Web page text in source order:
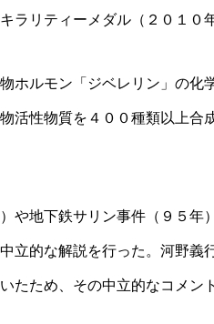
ラリティーメダル（２０１０
ホルモン「ジベレリン」の化
活性物質を４００種類以上合
や地下鉄サリン事件（９５年
立的な解説を行った。河野義
たため、その中立的なコメン